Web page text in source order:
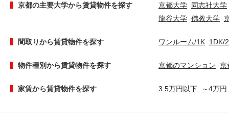
京都の主要大学から賃貸物件を探す 京都大学 同志社大学
龍谷大学 佛教大学
間取りから賃貸物件を探す ワンルーム/1K 1DK/
物件種別から賃貸物件を探す 京都のマンション 京
家賃から賃貸物件を探す 3.5万円以下 ～4万円